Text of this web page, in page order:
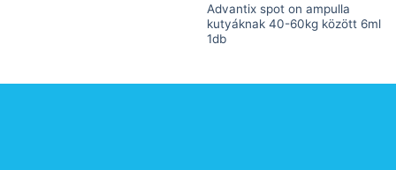
Advantix spot on ampulla
kutyáknak 40-60kg között 6ml
1db